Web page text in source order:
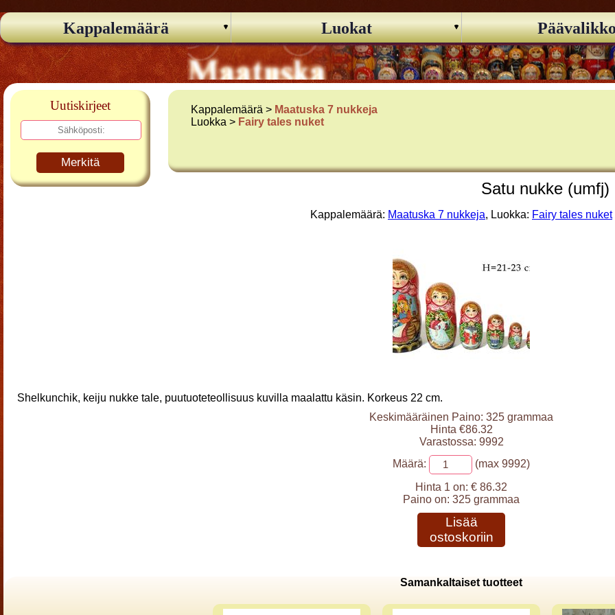
Kappalemäärä Luokat
Uutiskirjeet
Merkitä
Kappalemäärä > Maatuska 7 nukkeja
Luokka > Fairy tales nuket
Satu nukke (umfj)
Kappalemäärä: Maatuska 7 nukkeja, Luokka: Fairy tales nuket
Shelkunchik, keiju nukke tale, puutuoteteollisuus kuvilla maalattu käsin. Korkeus 22 cm.
Keskimääräinen Paino: 325 grammaa
Hinta €86.32
Varastossa: 9992
Määrä:
(max 9992)
Hinta 1 on: € 86.32
Paino on: 325 grammaa
Lisää
ostoskoriin
Samankaltaiset tuotteet